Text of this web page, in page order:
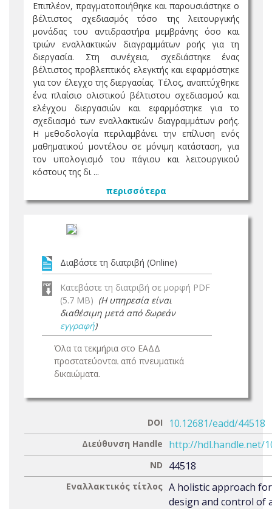
Επιπλέον, πραγματοποιήθηκε και παρουσιάστηκε ο
βέλτιστος σχεδιασμός τόσο της λειτουργικής
μονάδας του αντιδραστήρα μεμβράνης όσο και
τριών εναλλακτικών διαγραμμάτων ροής για τη
διεργασία. Στη συνέχεια, σχεδιάστηκε ένας
βέλτιστος προβλεπτικός ελεγκτής και εφαρμόστηκε
για τον έλεγχο της διεργασίας. Τέλος, αναπτύχθηκε
ένα πλαίσιο ολιστικού βέλτιστου σχεδιασμού και
ελέγχου διεργασιών και εφαρμόστηκε για το
σχεδιασμό των εναλλακτικών διαγραμμάτων ροής.
Η μεθοδολογία περιλαμβάνει την επίλυση ενός
μαθηματικού μοντέλου σε μόνιμη κατάσταση, για
τον υπολογισμό του πάγιου και λειτουργικού
κόστους της δι ...
περισσότερα
Διαβάστε τη διατριβή (Online)
Κατεβάστε τη διατριβή σε μορφή PDF
(5.7 MB) (Η υπηρεσία είναι
διαθέσιμη μετά από δωρεάν
εγγραφή)
Όλα τα τεκμήρια στο ΕΑΔΔ
προστατεύονται από πνευματικά
δικαιώματα.
DOI 10.12681/eadd/44518
Διεύθυνση Handle http://hdl.handle.net/
ND 44518
Εναλλακτικός τίτλος A holistic approach
design and control of